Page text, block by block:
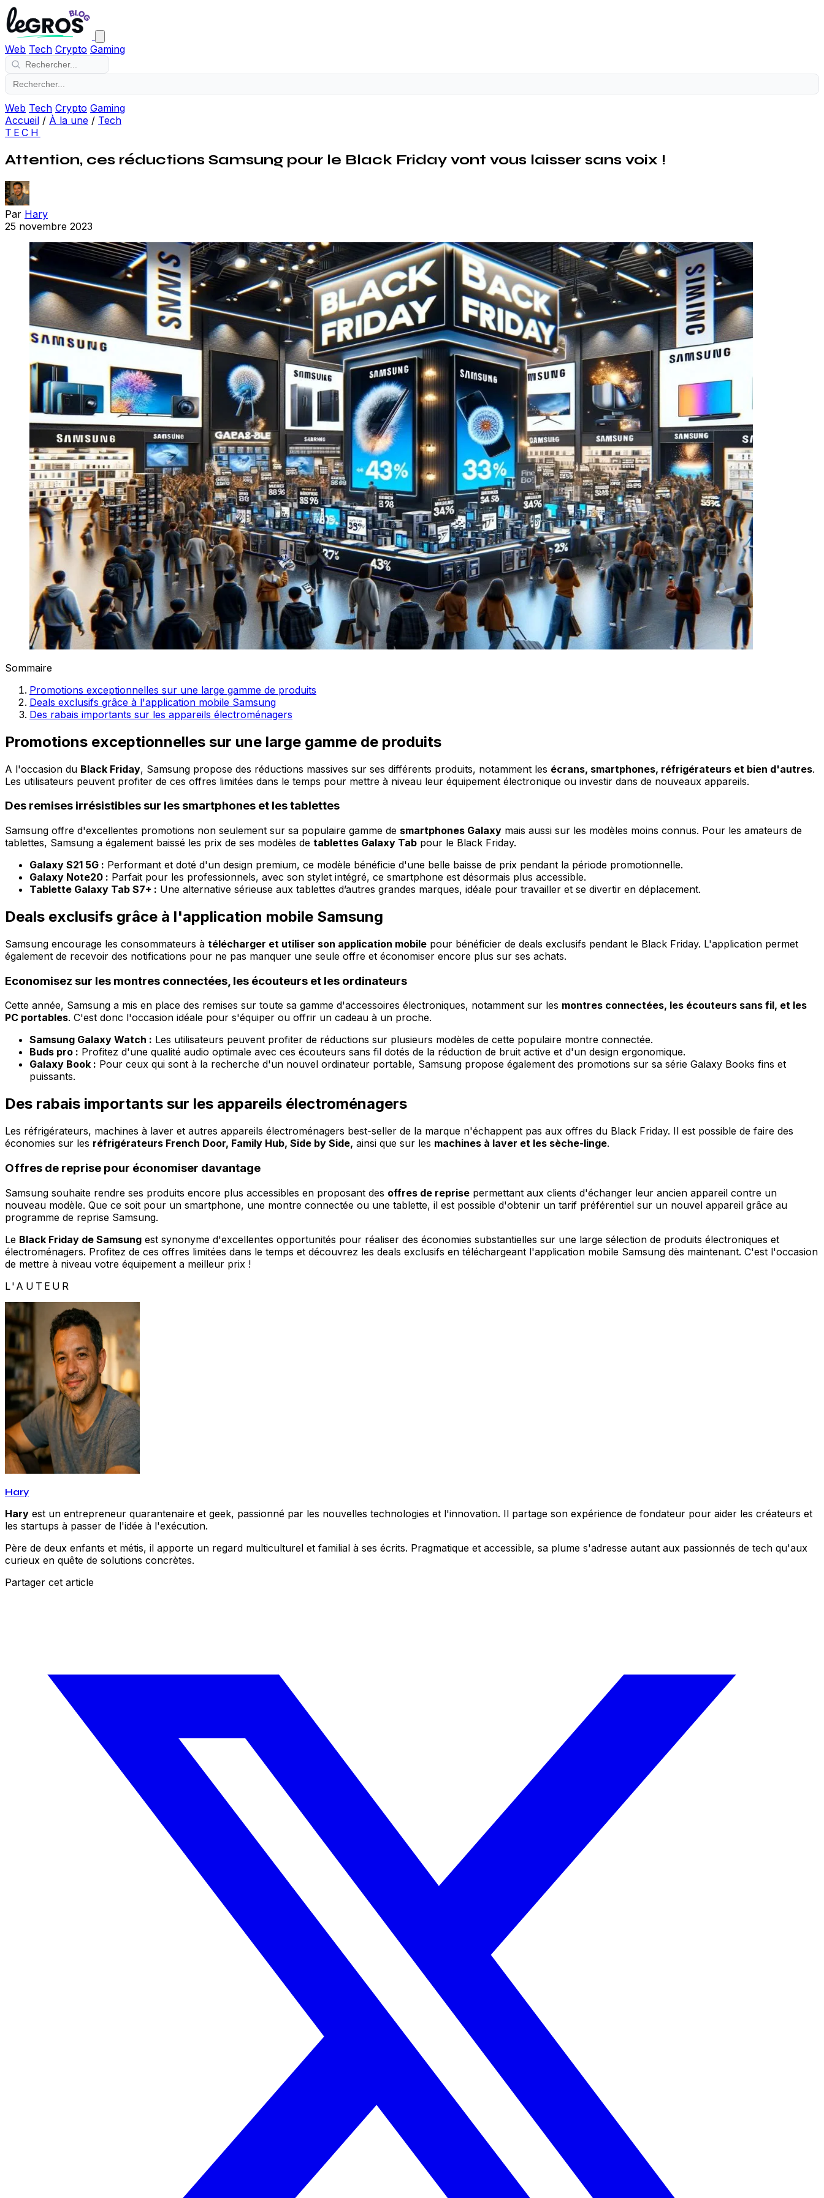
Web Tech Crypto Gaming
Web Tech Crypto Gaming
Accueil / À la une / Tech
TECH
Attention, ces réductions Samsung pour le Black Friday vont vous laisser sans voix !
Par Hary
25 novembre 2023
Sommaire
Promotions exceptionnelles sur une large gamme de produits
Deals exclusifs grâce à l'application mobile Samsung
Des rabais importants sur les appareils électroménagers
Promotions exceptionnelles sur une large gamme de produits
A l'occasion du Black Friday, Samsung propose des réductions massives sur ses différents produits, notamment les écrans, smartphones, réfrigérateurs et bien d'autres.
Les utilisateurs peuvent profiter de ces offres limitées dans le temps pour mettre à niveau leur équipement électronique ou investir dans de nouveaux appareils.
Des remises irrésistibles sur les smartphones et les tablettes
Samsung offre d'excellentes promotions non seulement sur sa populaire gamme de smartphones Galaxy mais aussi sur les modèles moins connus. Pour les amateurs de
tablettes, Samsung a également baissé les prix de ses modèles de tablettes Galaxy Tab pour le Black Friday.
Galaxy S21 5G : Performant et doté d'un design premium, ce modèle bénéficie d'une belle baisse de prix pendant la période promotionnelle.
Galaxy Note20 : Parfait pour les professionnels, avec son stylet intégré, ce smartphone est désormais plus accessible.
Tablette Galaxy Tab S7+ : Une alternative sérieuse aux tablettes d’autres grandes marques, idéale pour travailler et se divertir en déplacement.
Deals exclusifs grâce à l'application mobile Samsung
Samsung encourage les consommateurs à télécharger et utiliser son application mobile pour bénéficier de deals exclusifs pendant le Black Friday. L'application permet
également de recevoir des notifications pour ne pas manquer une seule offre et économiser encore plus sur ses achats.
Economisez sur les montres connectées, les écouteurs et les ordinateurs
Cette année, Samsung a mis en place des remises sur toute sa gamme d'accessoires électroniques, notamment sur les montres connectées, les écouteurs sans fil, et les
PC portables. C'est donc l'occasion idéale pour s'équiper ou offrir un cadeau à un proche.
Samsung Galaxy Watch : Les utilisateurs peuvent profiter de réductions sur plusieurs modèles de cette populaire montre connectée.
Buds pro : Profitez d'une qualité audio optimale avec ces écouteurs sans fil dotés de la réduction de bruit active et d'un design ergonomique.
Galaxy Book : Pour ceux qui sont à la recherche d'un nouvel ordinateur portable, Samsung propose également des promotions sur sa série Galaxy Books fins et
puissants.
Des rabais importants sur les appareils électroménagers
Les réfrigérateurs, machines à laver et autres appareils électroménagers best-seller de la marque n'échappent pas aux offres du Black Friday. Il est possible de faire des
économies sur les réfrigérateurs French Door, Family Hub, Side by Side, ainsi que sur les machines à laver et les sèche-linge.
Offres de reprise pour économiser davantage
Samsung souhaite rendre ses produits encore plus accessibles en proposant des offres de reprise permettant aux clients d'échanger leur ancien appareil contre un
nouveau modèle. Que ce soit pour un smartphone, une montre connectée ou une tablette, il est possible d'obtenir un tarif préférentiel sur un nouvel appareil grâce au
programme de reprise Samsung.
Le Black Friday de Samsung est synonyme d'excellentes opportunités pour réaliser des économies substantielles sur une large sélection de produits électroniques et
électroménagers. Profitez de ces offres limitées dans le temps et découvrez les deals exclusifs en téléchargeant l'application mobile Samsung dès maintenant. C'est l'occasion
de mettre à niveau votre équipement a meilleur prix !
L'AUTEUR
Hary
Hary est un entrepreneur quarantenaire et geek, passionné par les nouvelles technologies et l'innovation. Il partage son expérience de fondateur pour aider les créateurs et
les startups à passer de l'idée à l'exécution.
Père de deux enfants et métis, il apporte un regard multiculturel et familial à ses écrits. Pragmatique et accessible, sa plume s'adresse autant aux passionnés de tech qu'aux
curieux en quête de solutions concrètes.
Partager cet article